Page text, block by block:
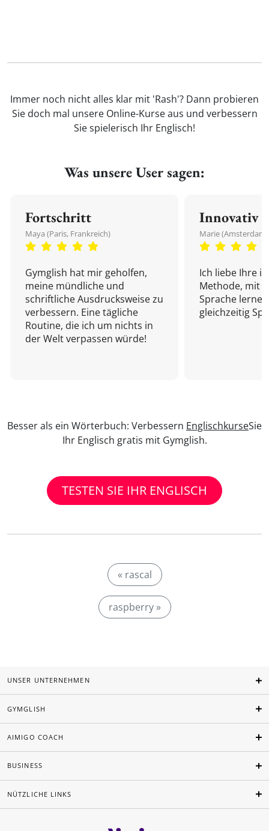
Immer noch nicht alles klar mit 'Rash'? Dann probieren
Sie doch mal unsere Online-Kurse aus und verbessern
Sie spielerisch Ihr Englisch!
Was unsere User sagen:
Fortschritt
Maya (Paris, Frankreich)
Gymglish hat mir geholfen,
meine mündliche und
schriftliche Ausdrucksweise zu
verbessern. Eine tägliche
Routine, die ich um nichts in
der Welt verpassen würde!
Innovativ
Marie
Ich liebe Ihre
Methode, mit
Sprache
gleichzeitig
Besser als ein Wörterbuch: Verbessern EnglischkurseSie
Ihr Englisch gratis mit Gymglish.
TESTEN SIE IHR ENGLISCH
« rascal
raspberry »
UNSER UNTERNEHMEN
GYMGLISH
AIMIGO COACH
BUSINESS
NÜTZLICHE LINKS